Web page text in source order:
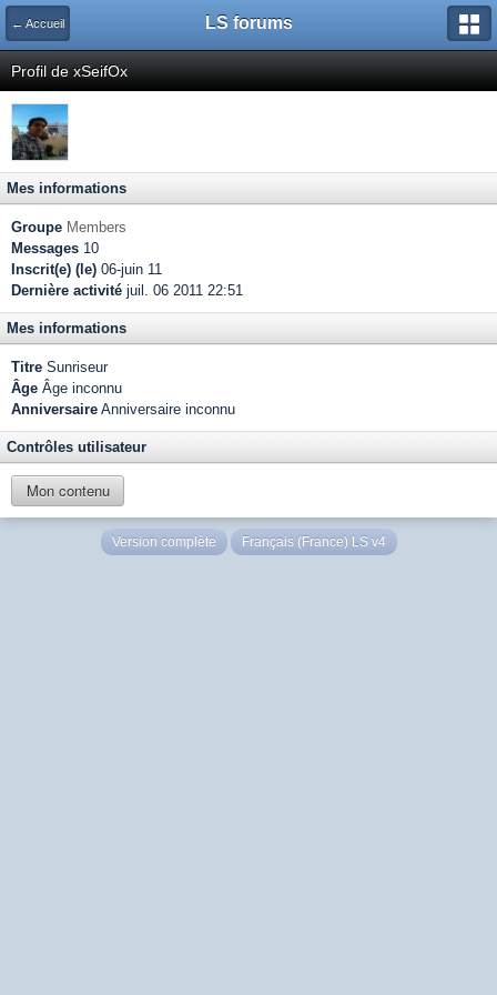
← Accueil LS forums
Profil de xSeifOx
Mes informations
Groupe Members
Messages 10
Inscrit(e) (le) 06-juin 11
Dernière activité juil. 06 2011 22:51
Mes informations
Titre Sunriseur
Âge Âge inconnu
Anniversaire Anniversaire inconnu
Contrôles utilisateur
Mon contenu
Version complète Français (France) LS v4